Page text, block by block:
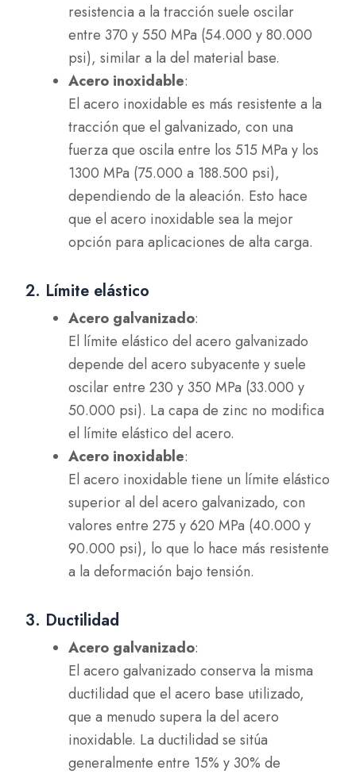
resistencia a la tracción suele oscilar
entre 370 y 550 MPa (54.000 y 80.000
psi), similar a la del material base.
Acero inoxidable:
El acero inoxidable es más resistente a la
tracción que el galvanizado, con una
fuerza que oscila entre los 515 MPa y los
1300 MPa (75.000 a 188.500 psi),
dependiendo de la aleación. Esto hace
que el acero inoxidable sea la mejor
opción para aplicaciones de alta carga.
2. Límite elástico
Acero galvanizado:
El límite elástico del acero galvanizado
depende del acero subyacente y suele
oscilar entre 230 y 350 MPa (33.000 y
50.000 psi). La capa de zinc no modifica
el límite elástico del acero.
Acero inoxidable:
El acero inoxidable tiene un límite elástico
superior al del acero galvanizado, con
valores entre 275 y 620 MPa (40.000 y
90.000 psi), lo que lo hace más resistente
a la deformación bajo tensión.
3. Ductilidad
Acero galvanizado:
El acero galvanizado conserva la misma
ductilidad que el acero base utilizado,
que a menudo supera la del acero
inoxidable. La ductilidad se sitúa
generalmente entre 15% y 30% de